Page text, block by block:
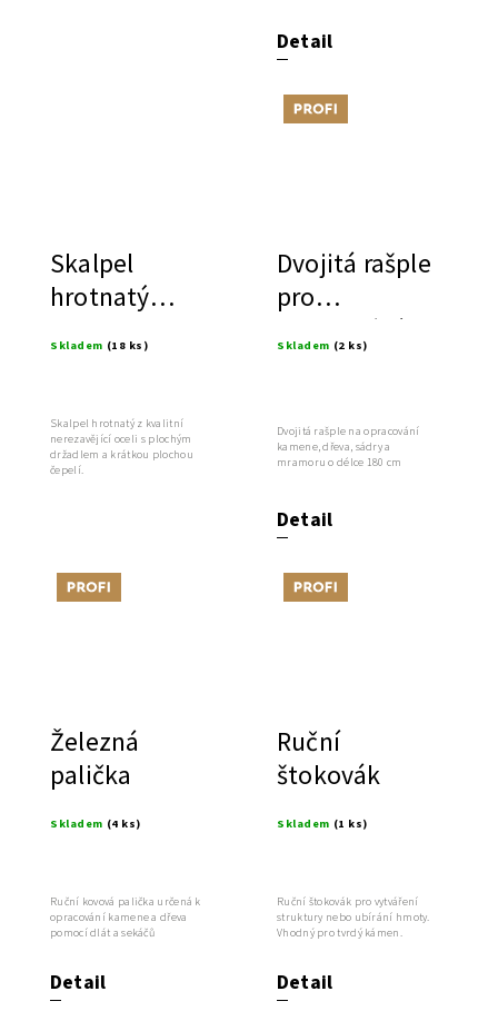
Detail
Skalpel
hrotnatý
Skladem (18 ks)
Skalpel hrotnatý z kvalitní
nerezavějící oceli s plochým
držadlem a krátkou plochou
čepelí.
Tip
Dvojitá rašple
pro
opracování
Skladem (2 ks)
Detail
Dvojitá rašple na opracování
kamene, dřeva, sádry a
mramoru o délce 180 cm
Tip
Železná
palička
Skladem (4 ks)
Detail
Ruční kovová palička určená k
opracování kamene a dřeva
pomocí dlát a sekáčů
Tip
Ruční
štokovák
Skladem (1 ks)
Detail
Ruční štokovák pro vytváření
struktury nebo ubírání hmoty.
Vhodný pro tvrdý kámen.